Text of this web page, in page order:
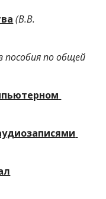
(В.В.
пособия по общей